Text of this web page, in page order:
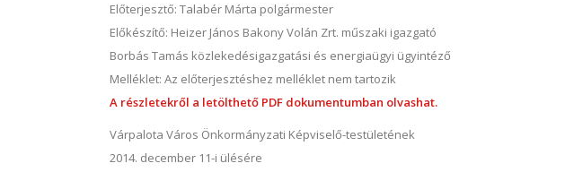
Előterjesztő: Talabér Márta polgármester
Előkészítő: Heizer János Bakony Volán Zrt. műszaki igazgató
Borbás Tamás közlekedésigazgatási és energiaügyi ügyintéző
Melléklet: Az előterjesztéshez melléklet nem tartozik
A részletekről a letölthető PDF dokumentumban olvashat.
Várpalota Város Önkormányzati Képviselő-testületének
2014. december 11-i ülésére